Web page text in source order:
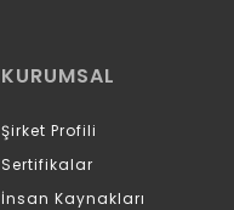
KURUMSAL
Şirket Profili
Sertifikalar
İnsan Kaynakları